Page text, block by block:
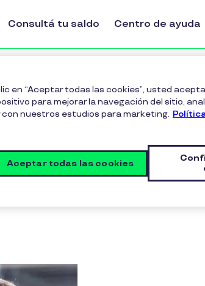
Consultá tu saldo Centro de ayuda
los beneficios de tu empresa?
en “Aceptar todas las cookies”, usted
para mejorar la navegación del sitio,
nuestros estudios para marketing.
Aceptar todas las cookies